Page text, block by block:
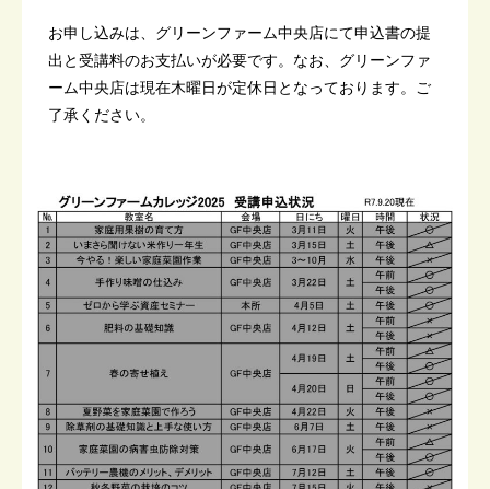
お申し込みは、グリーンファーム中央店にて申込書の提
出と受講料のお支払いが必要です。なお、グリーンファ
ーム中央店は現在木曜日が定休日となっております。ご
了承ください。